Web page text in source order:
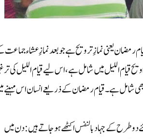
یعنی نمازِ ترویح ہے جو بعد نمازِ عشاء
قیام اللیل میں شامل ہے، اس لیے قیام اللیل کی
شامل ہے۔قیام رمضان کے ذریعے انسان اس مہینے
طرح کے جہاد بالنفس اکٹھے ہو جاتے ہیں: دن میں